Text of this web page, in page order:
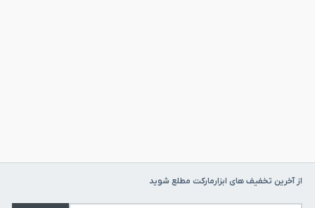
از آخرین تخفیف های ابزارمارکت مطلع شوید